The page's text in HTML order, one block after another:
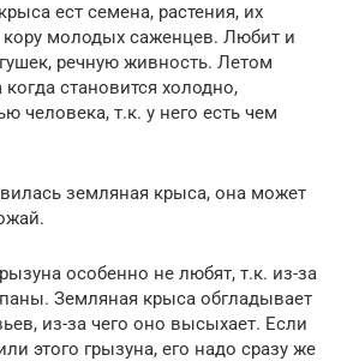
ест семена, растения, их
кору молодых саженцев. Любит и
речную живность. Летом
становится холодно,
человека, т.к. у него есть чем
земляная крыса, она может
особенно не любят, т.к. из-за
Земляная крыса обгладывает
из-за чего оно высыхает. Если
этого грызуна, его надо сразу же